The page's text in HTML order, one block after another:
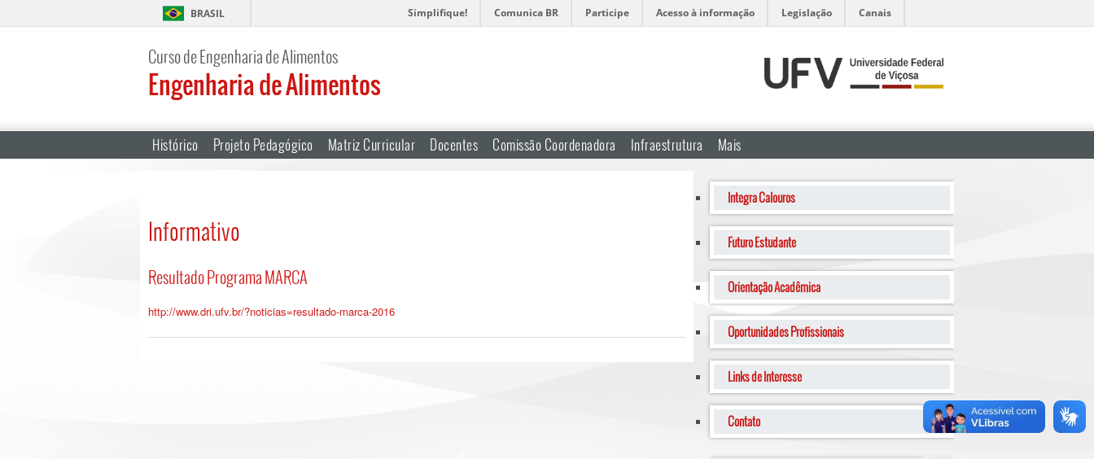
BRASIL Simplifique! Comunica BR Participe Acesso à informação Legislação Canais
Curso de Engenharia de Alimentos
Engenharia de Alimentos
Histórico Projeto Pedagógico Matriz Curricular Docentes Comissão Coordenadora Infraestrutura Mais
Informativo
Resultado Programa MARCA
http://www.dri.ufv.br/?noticias=resultado-marca-2016
Integra Calouros
Futuro Estudante
Orientação Acadêmica
Oportunidades Profissionais
Links de Interesse
Contato